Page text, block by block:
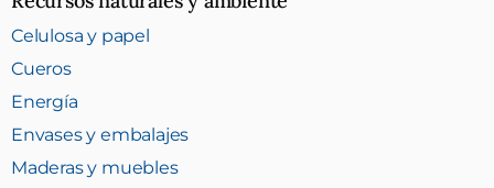
Celulosa y papel
Cueros
Energía
Envases y embalajes
Maderas y muebles